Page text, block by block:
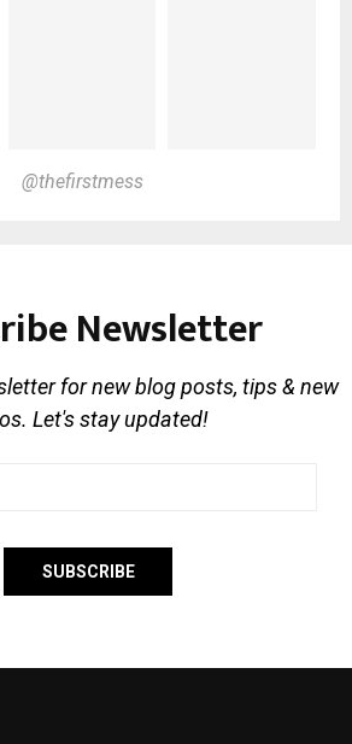
@thefirstmess
Newsletter
for new blog posts, tips & new
Let's stay updated!